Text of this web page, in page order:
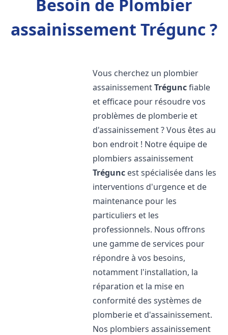
Besoin de Plombier
assainissement Trégunc ?
Vous cherchez un plombier
assainissementTréguncfiable
et efficace pour résoudre vos
problèmes de plomberie et
d'assainissement ? Vous êtes au
bon endroit ! Notre équipe de
plombiers assainissement
Trégunc est spécialisée dans les
interventions d'urgence et de
maintenance pour les
particuliers et les
professionnels. Nous offrons
une gamme de services pour
répondre à vos besoins,
notamment l'installation, la
réparation et la mise en
conformité des systèmes de
plomberie et d'assainissement.
Nos plombiers assainissement